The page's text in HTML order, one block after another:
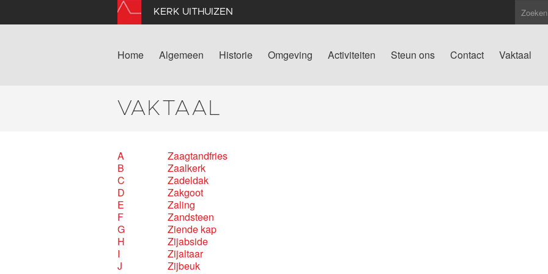
KERK UITHUIZEN
Home Algemeen Historie Omgeving Activiteiten Steun ons Contact Vaktaal
VAKTAAL
A
B
C
D
E
F
G
H
I
J
Zaagtandfries
Zaalkerk
Zadeldak
Zakgoot
Zaling
Zandsteen
Ziende kap
Zijabside
Zijaltaar
Zijbeuk